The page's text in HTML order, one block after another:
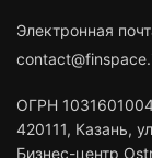
Электронная
ОГРН
420111, Казань,
Бизнес-центр